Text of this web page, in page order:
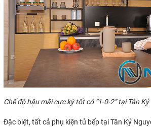
Chế độ hậu mãi cực kỳ tốt có “1-0-2” tại Tân
Đặc biệt, tất cả phụ kiện tủ bếp tại Tân Kỷ